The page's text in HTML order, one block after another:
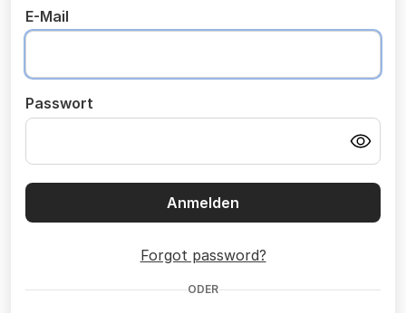
E-Mail
Passwort
Anmelden
Forgot password?
ODER